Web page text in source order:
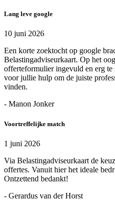
Lang leve google
10 juni 2026
Een korte zoektocht op google
Belastingadviseurkaart. Op het
offerteformulier ingevuld en erg
voor jullie hulp om de juiste
vinden.
- Manon Jonker
Voortreffelijke match
1 juni 2026
Via Belastingadviseurkaart de
offertes. Vanuit hier het ideale
Ontzettend bedankt!
- Gerardus van der Horst